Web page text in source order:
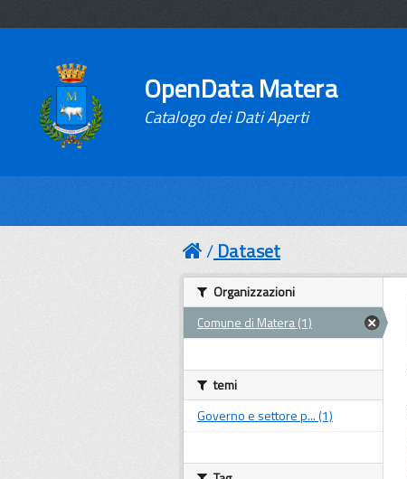
OpenData Matera
Catalogo dei Dati Aperti
Dataset
Organizzazioni
Comune di Matera (1)
temi
Governo e settore p... (1)